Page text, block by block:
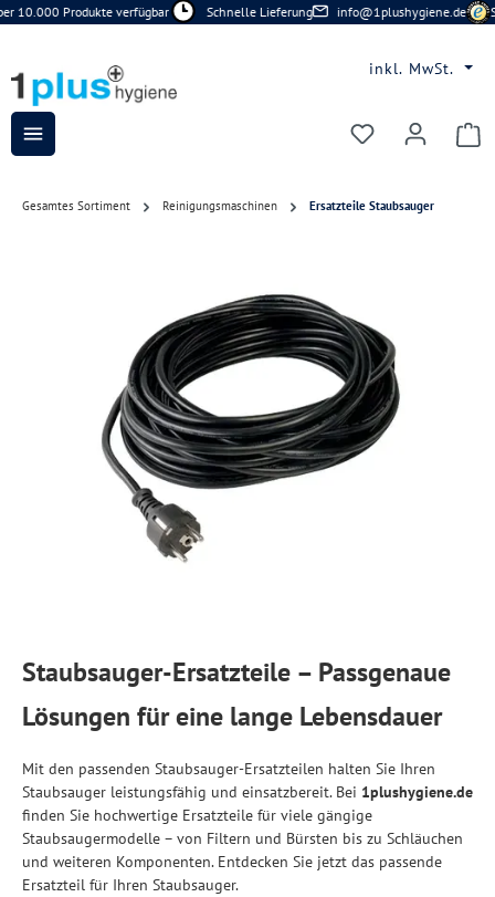
Zum Hauptinhalt springen
10.000 Produkte verfügbar Schnelle Lieferung info@1plushygiene.de
inkl. MwSt.
Du hast 0
Gesamtes Sortiment Reinigungsmaschinen Ersatzteile Staubsauger
Staubsauger-Ersatzteile – Passgenaue
Lösungen für eine lange Lebensdauer
Mit den passenden Staubsauger-Ersatzteilen halten Sie Ihren
Staubsauger leistungsfähig und einsatzbereit. Bei 1plushygiene.de
finden Sie hochwertige Ersatzteile für viele gängige
Staubsaugermodelle – von Filtern und Bürsten bis zu Schläuchen
und weiteren Komponenten. Entdecken Sie jetzt das passende
Ersatzteil für Ihren Staubsauger.